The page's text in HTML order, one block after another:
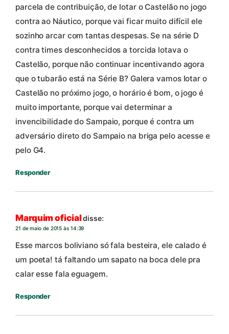
parcela de contribuição, de lotar o Castelão no jogo
contra ao Náutico, porque vai ficar muito difícil ele
sozinho arcar com tantas despesas. Se na série D
contra times desconhecidos a torcida lotava o
Castelão, porque não continuar incentivando agora
que o tubarão está na Série B? Galera vamos lotar o
Castelão no próximo jogo, o horário é bom, o jogo é
muito importante, porque vai determinar a
invencibilidade do Sampaio, porque é contra um
adversário direto do Sampaio na briga pelo acesse e
pelo G4.
Responder
Marquim oficialdisse:
21 de maio de 2015 às 14:39
Esse marcos boliviano só fala besteira, ele calado é
um poeta! tá faltando um sapato na boca dele pra
calar esse fala eguagem.
Responder